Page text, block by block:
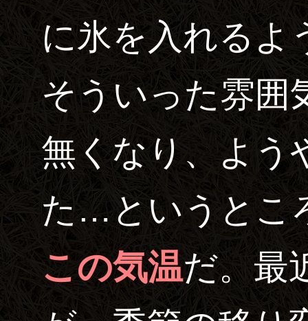
に氷を入れるよ
そういった雰囲
無くなり、よう
た…というとこ
この気温だ。最